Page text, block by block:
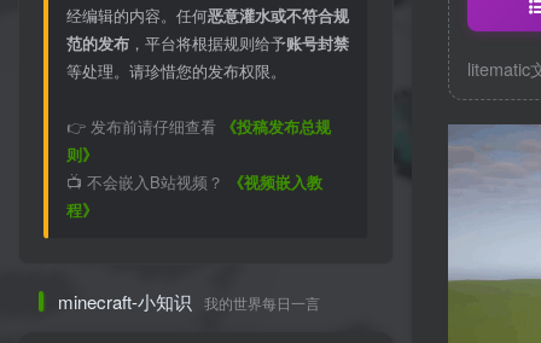
经编辑的内容。任何恶意灌水或不符合规
范的发布 ，平台将根据规则给予账号封禁
等处理。请珍惜您的发布权限。
👉 发布前请仔细查看 《投稿发布总规
则》
📺 不会嵌入B站视频？
《视频嵌入教
程》
minecraft-小知识 我的世界每日一言
litematic